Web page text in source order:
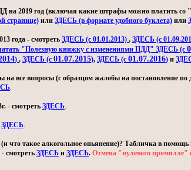
2019 год (включая какие штрафы можно платить со
странице) или ЗДЕСЬ (в формате удобного буклета) или
года - смотреть ЗДЕСЬ (с 01.01.2013) , ЗДЕСЬ (с
"Полезную книжку с изменениями ПДД" ЗДЕСЬ (с
) , ЗДЕСЬ (с 01.07.2015), ЗДЕСЬ (с 01.07.2016) и
все вопросы (с образцом жалобы на постановление по
.
- смотреть ЗДЕСЬ.
ЗДЕСЬ.
(и что такое алкогольное опьянение)? Табличка в
смотреть ЗДЕСЬ и ЗДЕСЬ. Отмена "нулевого промилле"